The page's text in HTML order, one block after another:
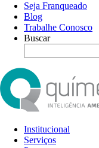
Seja Franqueado
Blog
Trabalhe Conosco
Buscar
Institucional
Serviços